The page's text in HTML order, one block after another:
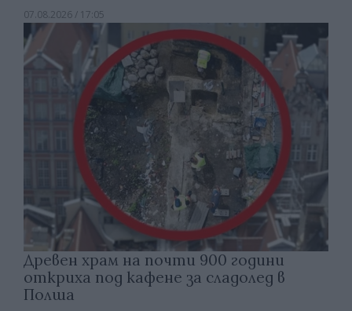
07.08.2026 / 17:05
Древен храм на почти 900 години
откриха под кафене за сладолед в
Полша